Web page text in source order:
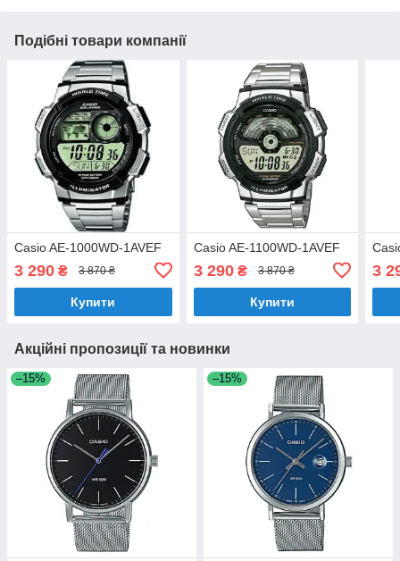
Подібні товари компанії
Casio AE-1000WD-1AVEF
3 290 ₴ 3 870 ₴
Купити
Casio AE-1100WD-1AVEF
3 290₴ 3 870 ₴
Купити
3
Акційні пропозиції та новинки
–15% –15%